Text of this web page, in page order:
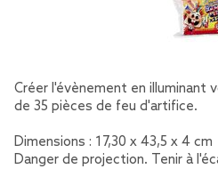
Créer l'évènement en illuminant
de 35 pièces de feu d'artifice.
Dimensions : 17,30 x 43,5 x 4 cm
Danger de projection. Tenir à